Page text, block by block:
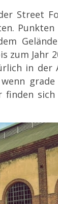
Street
zum Jahr
in der